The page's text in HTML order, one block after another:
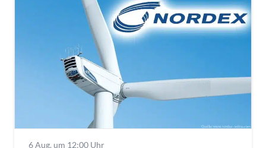
6 Aug. um 12:00 Uhr